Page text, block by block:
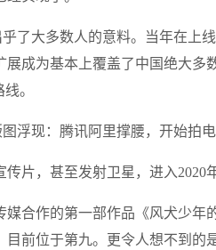
了大多数人的意料。当年在上
展成为基本上覆盖了中国绝大
。
浮现：腾讯阿里撑腰，开始拍
传片，甚至发射卫星，进入
媒合作的第一部作品《风犬少年
目前位于第九。更令人想不到的